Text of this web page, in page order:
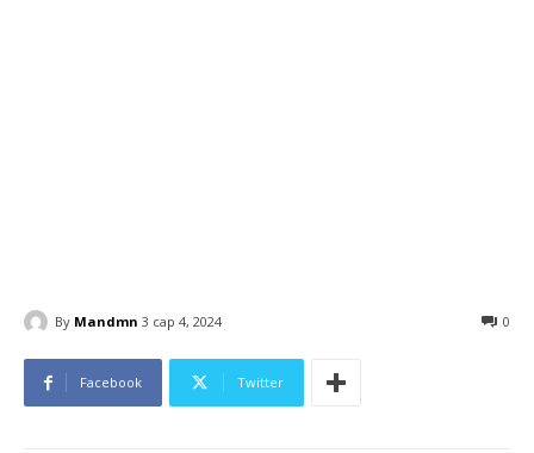
By Mandmn 3 сар 4, 2024 0
Facebook Twitter